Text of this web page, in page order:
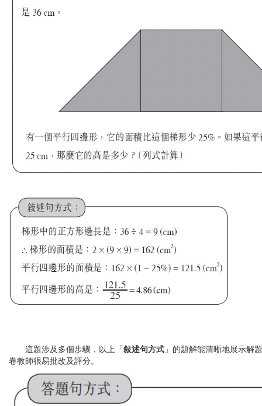
這題涉及多個步驟，以上「敍述句方式 」的題解能清晰地展示解
卷教師很易批改及評分。